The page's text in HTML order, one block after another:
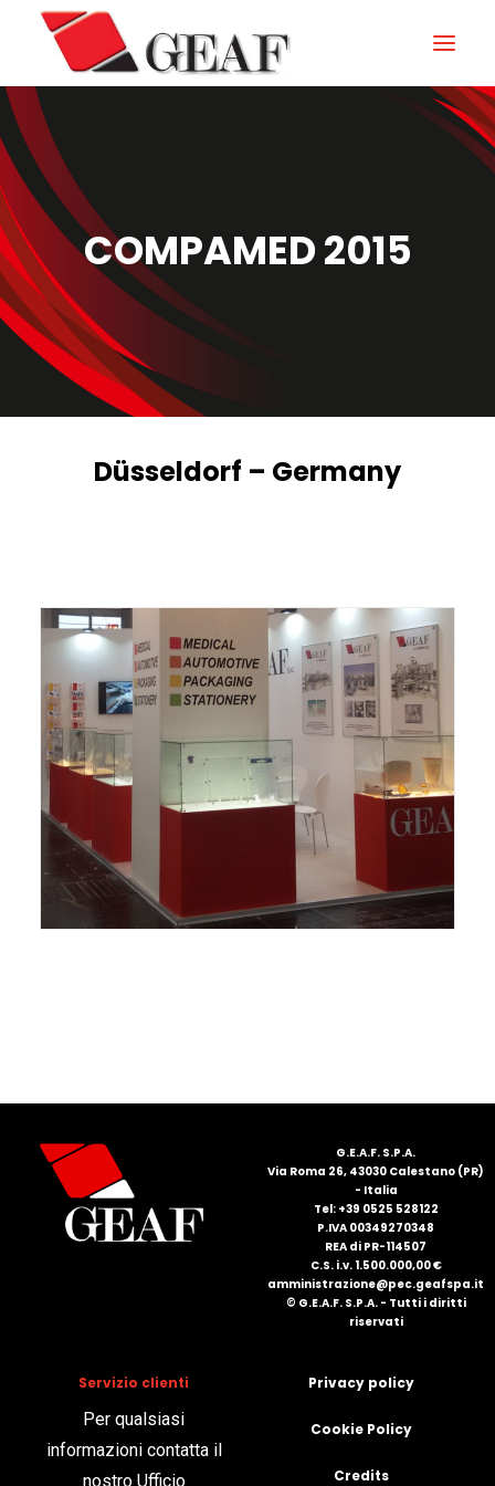
HOME
AZIENDA
KNOW-HOW
I NOSTRI SETTORI
CONTATTI
NEWS ED EVENTI
DOWNLOAD
ITALIANO
ENGLISH
DEUTSCH
COMPAMED 2015
Düsseldorf – Germany
G.E.A.F. S.P.A.
Via Roma 26, 43030 Calestano (PR)
- Italia
Tel: +39 0525 528122
P.IVA 00349270348
REA di PR-114507
C.S. i.v. 1.500.000,00 €
amministrazione@pec.geafspa.it
© G.E.A.F. S.P.A. - Tutti i diritti
riservati
Servizio clienti
Per qualsiasi
informazioni contatta il
nostro Ufficio
Privacy policy
Cookie Policy
Credits